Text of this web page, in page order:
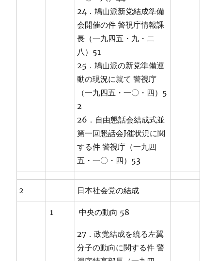
24．鳩山派新党結成準備
会開催の件 警視庁情報課
長（一九四五・九・二
八）51
25．鳩山派の新党準備運
動の現況に就て 警視庁
（一九四五・一〇・四）5
2
26．自由懇話会結成式並
第一回懇話会J催状況に関
する件 警視庁（一九四
五・一〇・四）53
2 日本社会党の結成
1 中央の動向 58
27．政党結成を繞る左翼
分子の動向に関する件 警